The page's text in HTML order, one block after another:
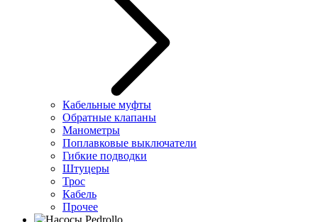
Кабельные муфты
Обратные клапаны
Манометры
Поплавковые выключатели
Гибкие подводки
Штуцеры
Трос
Кабель
Прочее